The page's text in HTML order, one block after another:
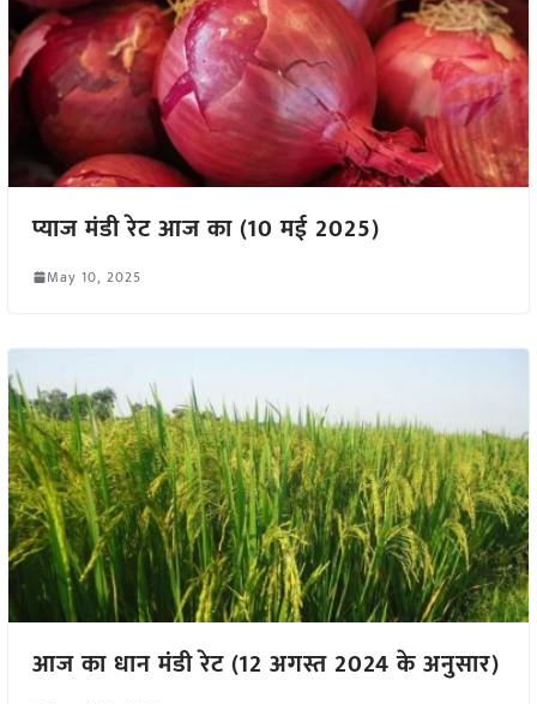
प्याज मंडी रेट आज का (10 मई 2025)
May 10, 2025
आज का धान मंडी रेट (12 अगस्त 2024 के अनुसार)